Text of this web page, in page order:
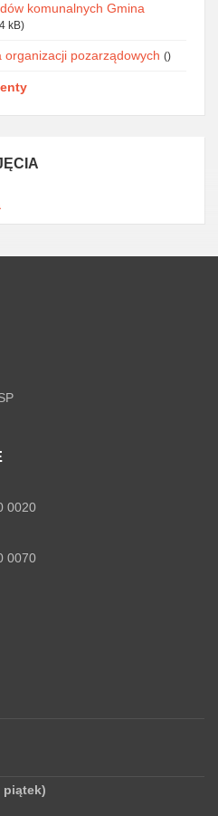
komunalnych Gmina
kB)
pozarządowych ()
0020
0070
piątek)